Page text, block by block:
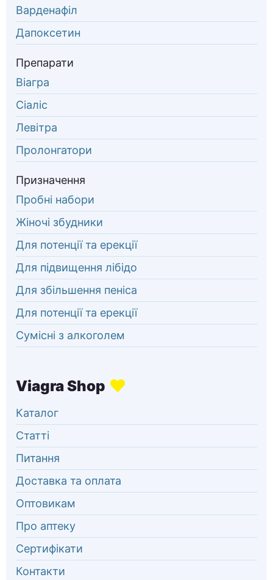
Варденафіл
Дапоксетин
Препарати
Віагра
Сіаліс
Левітра
Пролонгатори
Призначення
Пробні набори
Жіночі збудники
Для потенції та ерекції
Для підвищення лібідо
Для збільшення пеніса
Для потенції та ерекції
Сумісні з алкоголем
Каталог
Статті
Питання
Доставка та оплата
Оптовикам
Про аптеку
Сертифікати
Контакти